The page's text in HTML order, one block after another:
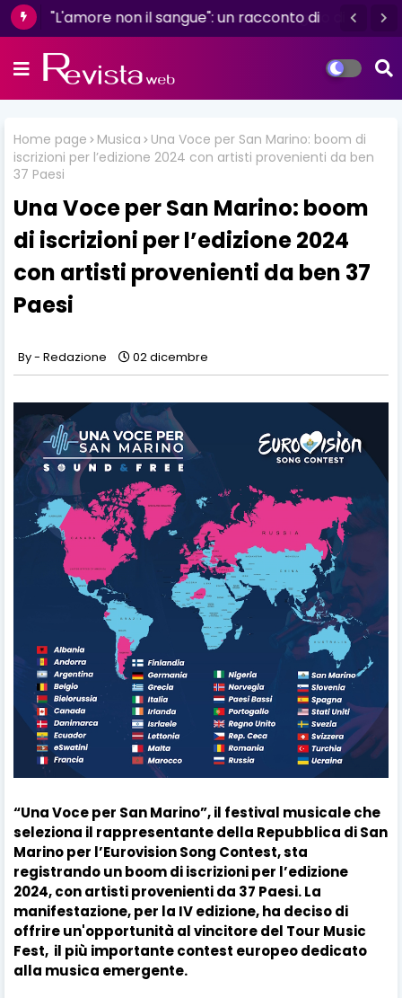
"L'amore non il sangue": un racconto di
Luisa D'Amico
Home page Musica
Una Voce per San Marino: boom di
iscrizioni per l’edizione 2024 con artisti provenienti da ben
37 Paesi
Una Voce per San Marino: boom
di iscrizioni per l’edizione 2024
con artisti provenienti da ben 37
Paesi
Redazione 02 dicembre
“Una Voce per San Marino”, il festival musicale che
seleziona il rappresentante della Repubblica di San
Marino per l’Eurovision Song Contest, sta
registrando un boom di iscrizioni per l’edizione
2024, con artisti provenienti da 37 Paesi. La
manifestazione, per la IV edizione, ha deciso di
offrire un'opportunità al vincitore del Tour Music
Fest, il più importante contest europeo dedicato
alla musica emergente.